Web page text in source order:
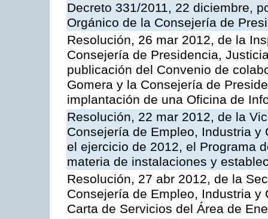
Decreto 331/2011, 22 diciembre,
Orgánico de la Consejería de
Resolución, 26 mar 2012, de la
Consejería de Presidencia,
publicación del Convenio de
Gomera y la Consejería de
implantación de una Oficina de
Resolución, 22 mar 2012, de la
Consejería de Empleo, Industria
el ejercicio de 2012, el Programa
materia de instalaciones y
Resolución, 27 abr 2012, de la
Consejería de Empleo, Industria
Carta de Servicios del Área de